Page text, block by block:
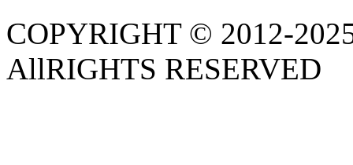
COPYRIGHT © 2012-
AllRIGHTS RESERVED